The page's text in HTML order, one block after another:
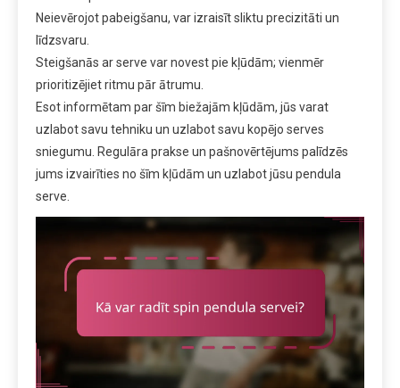
Neievērojot pabeigšanu, var izraisīt sliktu precizitāti un
līdzsvaru.
Steigšanās ar serve var novest pie kļūdām; vienmēr
prioritizējiet ritmu pār ātrumu.
Esot informētam par šīm biežajām kļūdām, jūs varat
uzlabot savu tehniku un uzlabot savu kopējo serves
sniegumu. Regulāra prakse un pašnovērtējums palīdzēs
jums izvairīties no šīm kļūdām un uzlabot jūsu pendula
serve.